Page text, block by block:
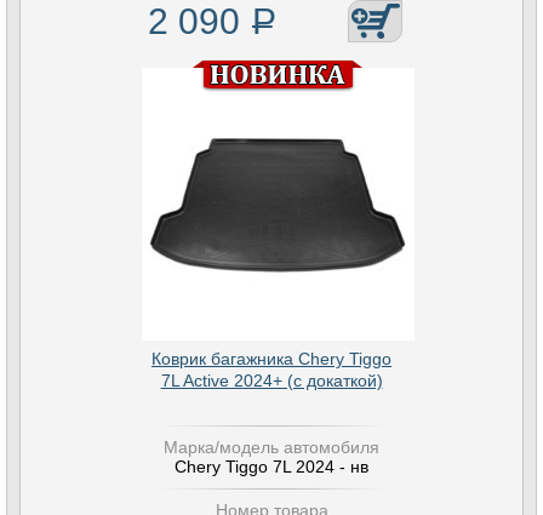
2 090 Р
Коврик багажника Chery Tiggo
7L Active 2024+ (с докаткой)
Марка/модель автомобиля
Chery Tiggo 7L 2024 - нв
Номер товара